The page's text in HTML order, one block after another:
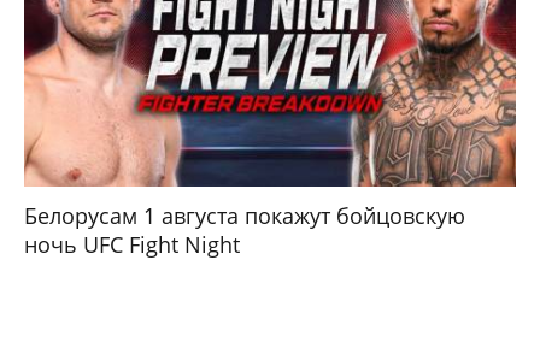
Белорусам 1 августа покажут бойцовскую
ночь UFC Fight Night